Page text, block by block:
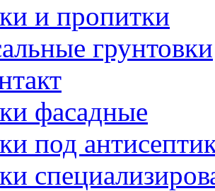
и пропитки
грунтовки
фасадные
под